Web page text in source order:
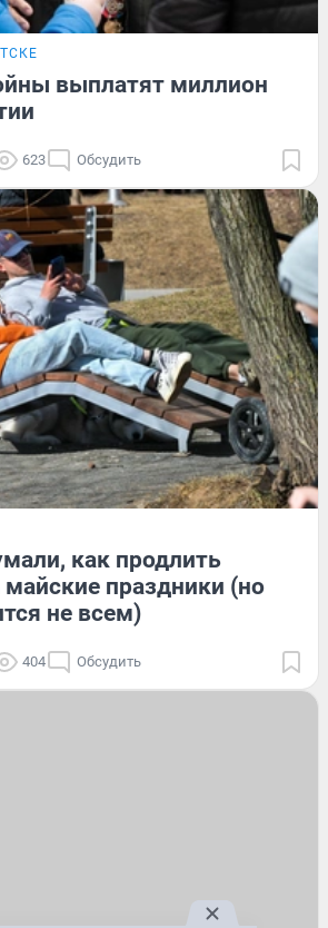
выплатят миллион
623 Обсудить
как продлить
праздники (но
не всем)
404 Обсудить